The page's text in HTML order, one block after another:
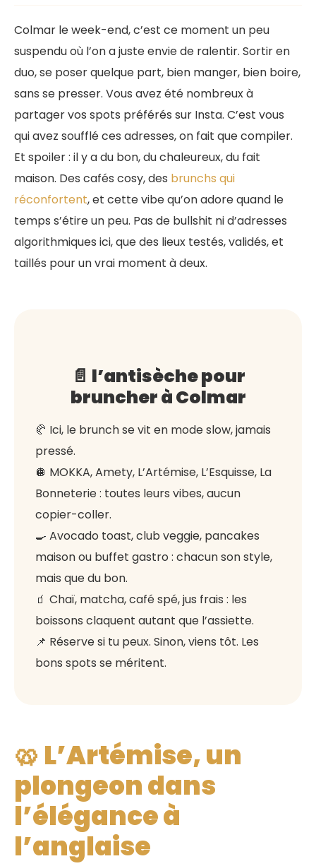
Colmar le week-end, c’est ce moment un peu
suspendu où l’on a juste envie de ralentir. Sortir en
duo, se poser quelque part, bien manger, bien boire,
sans se presser. Vous avez été nombreux à
partager vos spots préférés sur Insta. C’est vous
qui avez soufflé ces adresses, on fait que compiler.
Et spoiler : il y a du bon, du chaleureux, du fait
maison. Des cafés cosy, des brunchs qui
réconfortent, et cette vibe qu’on adore quand le
temps s’étire un peu. Pas de bullshit ni d’adresses
algorithmiques ici, que des lieux testés, validés, et
taillés pour un vrai moment à deux.
📄 l’antisèche pour
bruncher à Colmar
🥐 Ici, le brunch se vit en mode slow, jamais
pressé.
🪩 MOKKA, Amety, L’Artémise, L’Esquisse, La
Bonneterie : toutes leurs vibes, aucun
copier-coller.
🍳 Avocado toast, club veggie, pancakes
maison ou buffet gastro : chacun son style,
mais que du bon.
🧃 Chaï, matcha, café spé, jus frais : les
boissons claquent autant que l’assiette.
📌 Réserve si tu peux. Sinon, viens tôt. Les
bons spots se méritent.
🥨 L’Artémise, un
plongeon dans
l’élégance à
l’anglaise